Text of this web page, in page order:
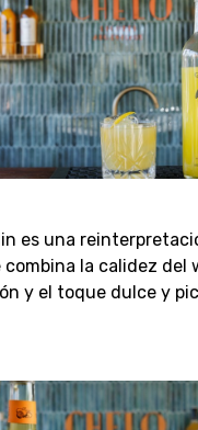
es una
la calidez del
y el toque dulce y
revitalizante,